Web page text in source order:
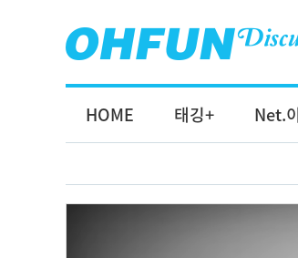
HOME 태깅+ Net.